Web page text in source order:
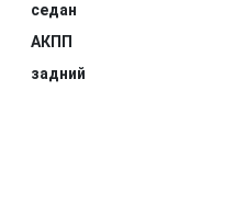
седан
АКПП
задний